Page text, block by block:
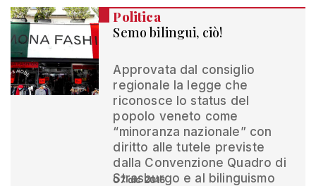
Politica
Semo bilingui, ciò!
Approvata dal consiglio
regionale la legge che
riconosce lo status del
popolo veneto come
“minoranza nazionale” con
diritto alle tutele previste
dalla Convenzione Quadro di
Strasburgo e al bilinguismo
07 dic 2016